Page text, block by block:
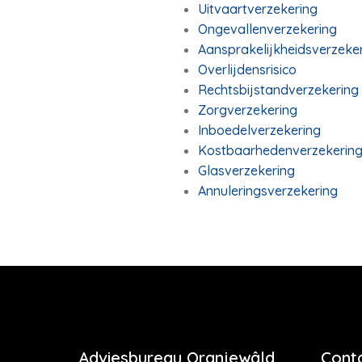
Uitvaartverzekering
Ongevallenverzekering
Overlijdensrisico
Rechtsbijstandverzekering
Zorgverzekering
Inboedelverzekering
Kostbaarhedenverzekering
Glasverzekering
Annuleringsverzekering
Adviesbureau Oranjewâld